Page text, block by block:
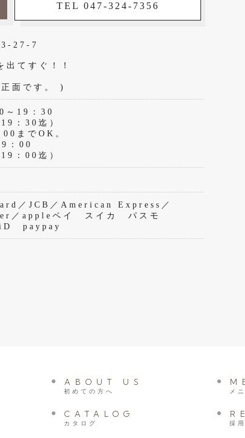
TEL 047-324-7356
3-27-7
出てすぐ！！
面です。 )
～19：30
：30迄）
までOK。
：00
：00迄）
／JCB／American Express／
／appleペイ スイカ パスモ
paypay
ABOUT US
初めての方へ メ
CATALOG
カタログ 採